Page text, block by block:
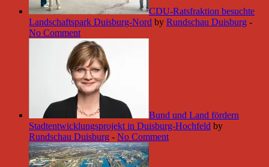
CDU-Ratsfraktion besuchte
Landschaftspark Duisburg-Nord by Rundschau Duisburg -
No Comment
Bund und Land fördern
Stadtentwicklungsprojekt in Duisburg-Hochfeld by
Rundschau Duisburg - No Comment